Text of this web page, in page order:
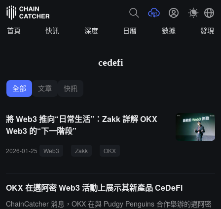
首頁 快訊 深度 日曆 數據 發現
cedefi
全部 文章 快訊
將 Web3 推向“日常生活”：Zakk 詳解 OKX
Web3 的“下一階段”
2026-01-25 Web3 Zakk OKX
OKX 在邁阿密 Web3 活動上展示其新產品 CeDeFi
ChainCatcher 消息，OKX 在與 Pudgy Penguins 合作舉辦的邁阿密